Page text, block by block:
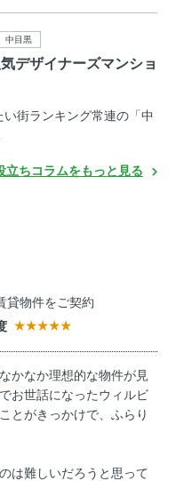
中目黒
デザイナーズマンショ
街ランキング常連の「中
立ちコラムをもっと見る
貸物件をご契約
かなか理想的な物件が見
お世話になったウィルビ
とがきっかけで、ふらり
は難しいだろうと思って